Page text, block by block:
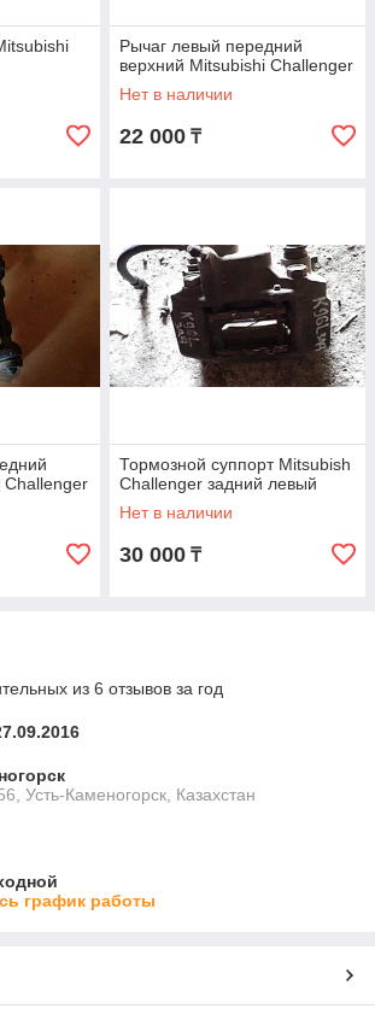
Рычаг левый передний
верхний Mitsubishi Challenger
Нет в наличии
22 000 ₸
Challenger
Тормозной суппорт Mitsubish
Challenger задний левый
Нет в наличии
30 000 ₸
из 6 отзывов за год
Усть-Каменогорск, Казахстан
график работы